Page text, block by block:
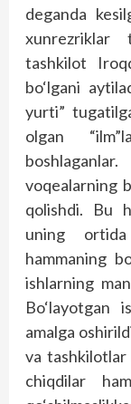
deganda
xunrezriklar
tashkilot
bo‘lgani
yurti”
olgan
voqealarning
qolishdi. Bu
uning
hammaning
ishlarning
Bo‘layotgan
amalga
va
chiqdilar